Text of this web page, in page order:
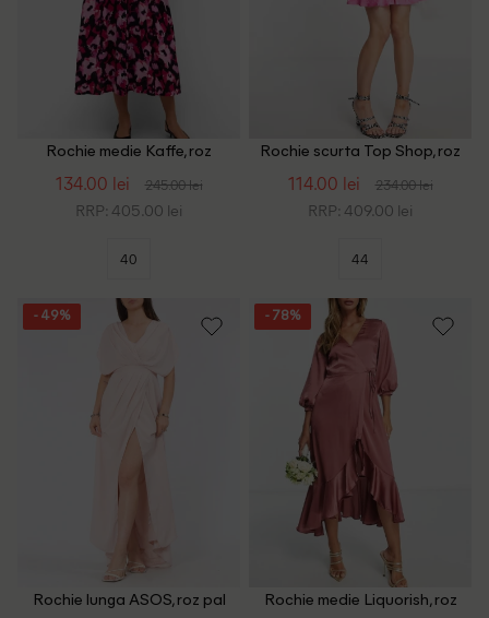
Rochie medie Kaffe, roz
134.00 lei 245.00 lei
RRP: 405.00 lei
40
Rochie scurta Top Shop, roz
114.00 lei 234.00 lei
RRP: 409.00 lei
44
- 49%
Rochie lunga ASOS, roz pal
- 78%
Rochie medie Liquorish, roz